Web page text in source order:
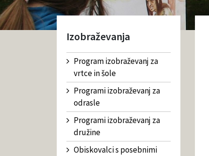
Izobraževanja
Program izobraževanj za
vrtce in šole
Programi izobraževanj za
odrasle
Programi izobraževanj za
družine
Obiskovalci s posebnimi